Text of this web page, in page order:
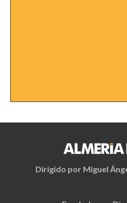
Dirigido por Miguel